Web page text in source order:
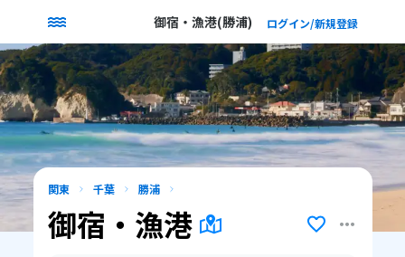
御宿・漁港(勝浦) ログイン/新規登録
関東 千葉 勝浦
御宿・漁港